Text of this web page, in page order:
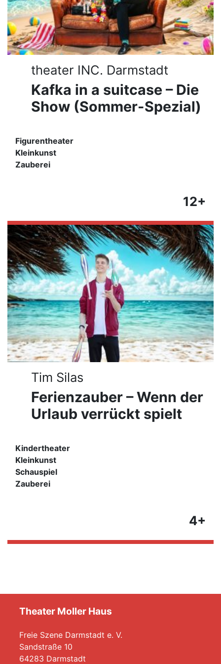
theater INC. Darmstadt
Kafka in a suitcase – Die
Show (Sommer-Spezial)
Figurentheater
Kleinkunst
Zauberei
12+
Tim Silas
Ferienzauber – Wenn der
Urlaub verrückt spielt
Kindertheater
Kleinkunst
Schauspiel
Zauberei
4+
Theater Moller Haus
Freie Szene Darmstadt e. V.
Sandstraße 10
64283 Darmstadt